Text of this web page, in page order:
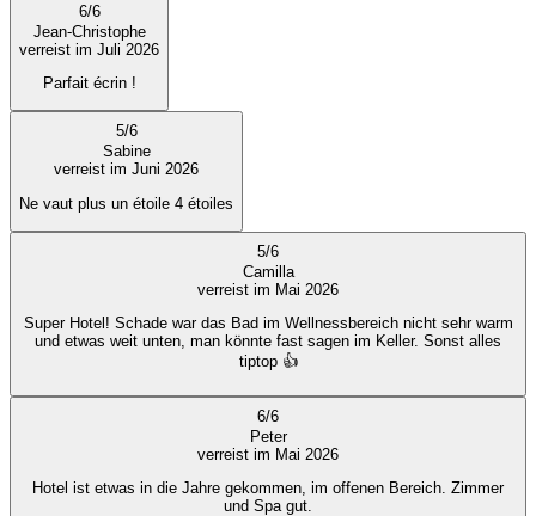
6/6
Jean-Christophe
verreist im Juli 2026
Parfait écrin !
5/6
Sabine
verreist im Juni 2026
Ne vaut plus un étoile 4 étoiles
5/6
Camilla
verreist im Mai 2026
Super Hotel! Schade war das Bad im Wellnessbereich nicht sehr warm
und etwas weit unten, man könnte fast sagen im Keller. Sonst alles
tiptop 👍
6/6
Peter
verreist im Mai 2026
Hotel ist etwas in die Jahre gekommen, im offenen Bereich. Zimmer
und Spa gut.